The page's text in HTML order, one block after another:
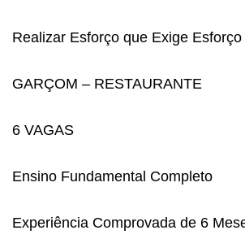
Realizar Esforço que Exige
GARÇOM – RESTAURANTE
6 VAGAS
Ensino Fundamental Completo
Experiência Comprovada de 6